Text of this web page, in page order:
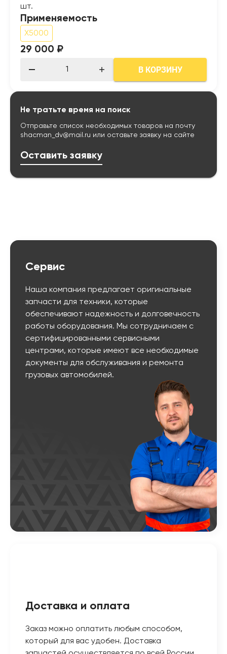
шт.
Применяемость
X5000
29 000 ₽
В КОРЗИНУ
Не тратьте время на поиск
Отправьте список необходимых товаров на почту
shacman_dv@mail.ru или оставьте заявку на сайте
Оставить заявку
Сервис
Наша компания предлагает оригинальные
запчасти для техники, которые
обеспечивают надежность и долговечность
работы оборудования. Мы сотрудничаем с
сертифицированными сервисными
центрами, которые имеют все необходимые
документы для обслуживания и ремонта
грузовых автомобилей.
Доставка и оплата
Заказ можно оплатить любым способом,
который для вас удобен. Доставка